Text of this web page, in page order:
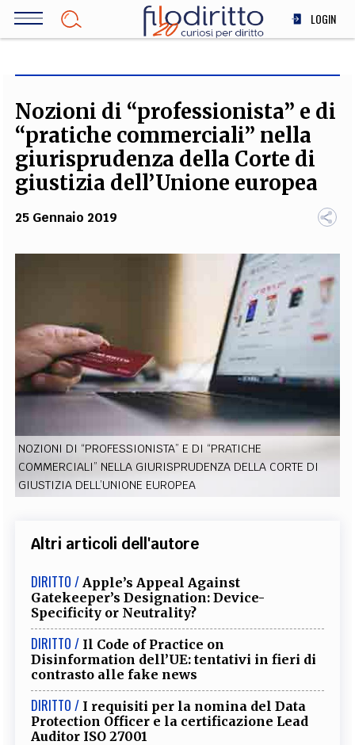
Salta
LOGIN
SOCIETÀ
MEDICINA
SCIENZA
STORIA E FILOSOFIA
COMITATO SCIENTIFICO AUTORI
CURATORI
FOTOGRAFI
COLLABORA CON NOI
EXTRA
CODICI RUBRICHE LIBRI PROCEEDINGS PUBBLICITÀ
SOCIAL MEDIA
Nozioni di “professionista” e di
“pratiche commerciali” nella
giurisprudenza della Corte di
giustizia dell’Unione europea
25 Gennaio 2019
NOZIONI DI “PROFESSIONISTA” E DI “PRATICHE
COMMERCIALI” NELLA GIURISPRUDENZA DELLA CORTE DI
GIUSTIZIA DELL’UNIONE EUROPEA
Altri articoli dell'autore
DIRITTO / Apple’s Appeal Against
Gatekeeper’s Designation: Device-
Specificity or Neutrality?
DIRITTO / Il Code of Practice on
Disinformation dell’UE: tentativi in fieri di
contrasto alle fake news
DIRITTO / I requisiti per la nomina del Data
Protection Officer e la certificazione Lead
Auditor ISO 27001